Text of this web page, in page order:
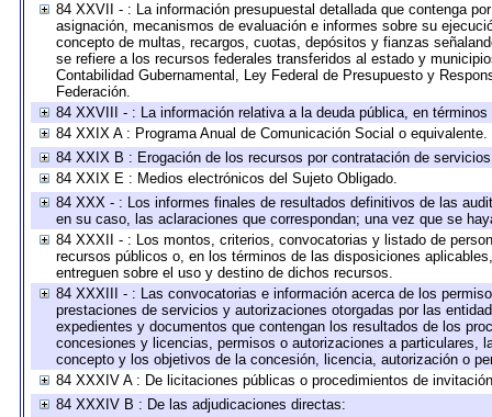
84 XXVII - : La información presupuestal detallada que contenga
asignación, mecanismos de evaluación e informes sobre su
concepto de multas, recargos, cuotas, depósitos y fianzas
se refiere a los recursos federales transferidos al estado y
Contabilidad Gubernamental, Ley Federal de Presupuesto y
Federación.
84 XXVIII - : La información relativa a la deuda pública, en
84 XXIX A : Programa Anual de Comunicación Social o equivalente.
84 XXIX B : Erogación de los recursos por contratación de
84 XXIX E : Medios electrónicos del Sujeto Obligado.
84 XXX - : Los informes finales de resultados definitivos de las
en su caso, las aclaraciones que correspondan; una vez que se
84 XXXII - : Los montos, criterios, convocatorias y listado de
recursos públicos o, en los términos de las disposiciones
entreguen sobre el uso y destino de dichos recursos.
84 XXXIII - : Las convocatorias e información acerca de los
prestaciones de servicios y autorizaciones otorgadas por las
expedientes y documentos que contengan los resultados de los
concesiones y licencias, permisos o autorizaciones a particulares,
concepto y los objetivos de la concesión, licencia, autorización o
84 XXXIV A : De licitaciones públicas o procedimientos de
84 XXXIV B : De las adjudicaciones directas: